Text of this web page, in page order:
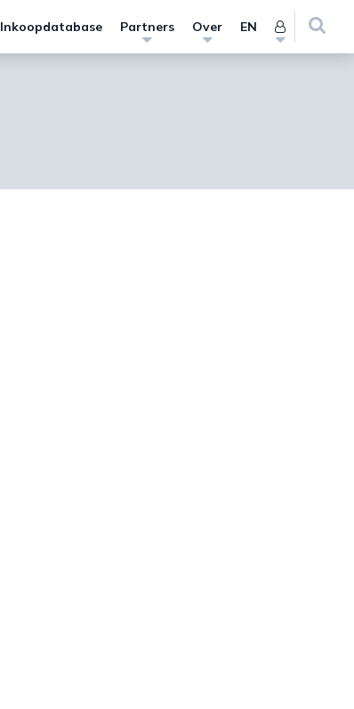
Inkoopdatabase Partners Over EN